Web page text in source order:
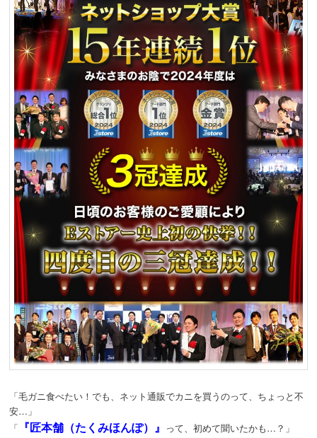
「毛ガニ食べたい！でも、ネット通販でカニを買うのって、ちょっと不
安…」
「 『匠本舗（たくみほんぽ）』 って、初めて聞いたかも…？」